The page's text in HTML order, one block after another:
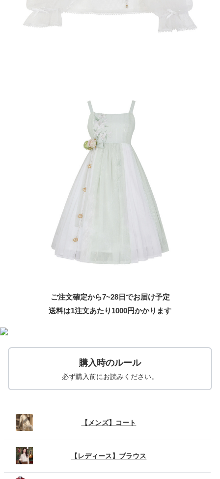
ご注文確定から7~28日でお届け予定
送料は1注文あたり 1000円かかります
購入時のルール
必ず購入前にお読みください。
【メンズ】コート
【レディース】ブラウス